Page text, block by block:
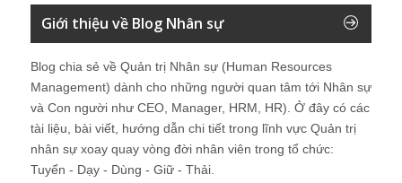
Giới thiệu về Blog Nhân sự
Blog chia sẻ về Quản trị Nhân sự (Human Resources
Management) dành cho những người quan tâm tới Nhân sự
và Con người như CEO, Manager, HRM, HR). Ở đây có các
tài liệu, bài viết, hướng dẫn chi tiết trong lĩnh vực Quản trị
nhân sự xoay quay vòng đời nhân viên trong tổ chức:
Tuyển - Dạy - Dùng - Giữ - Thải.